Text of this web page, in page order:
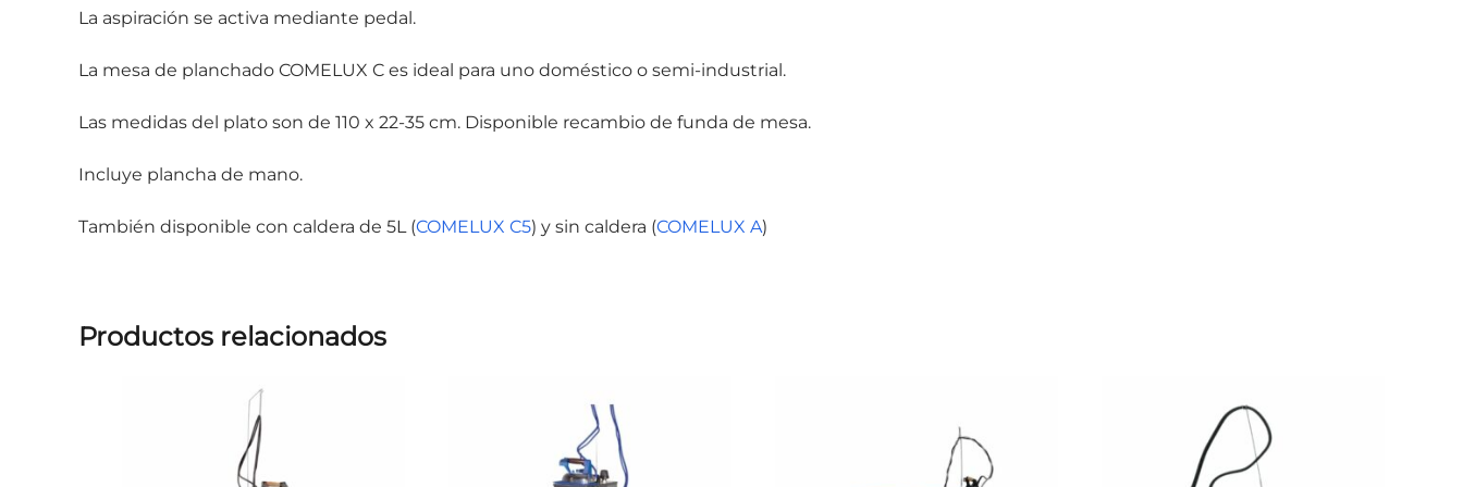
La aspiración se activa mediante pedal.
La mesa de planchado COMELUX C es ideal para uno doméstico o semi-industrial.
Las medidas del plato son de 110 x 22-35 cm. Disponible recambio de funda de mesa.
Incluye plancha de mano.
También disponible con caldera de 5L (COMELUX C5) y sin caldera (COMELUX A)
Productos relacionados